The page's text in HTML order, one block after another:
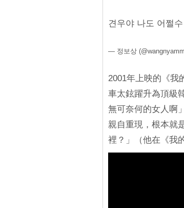
견우야 나도 어쩔
— 정보상
2001年上映的《我
車太鉉躍升為頂級
無可奈何的女人啊
親自重現，根本就
裡？」（他在《我